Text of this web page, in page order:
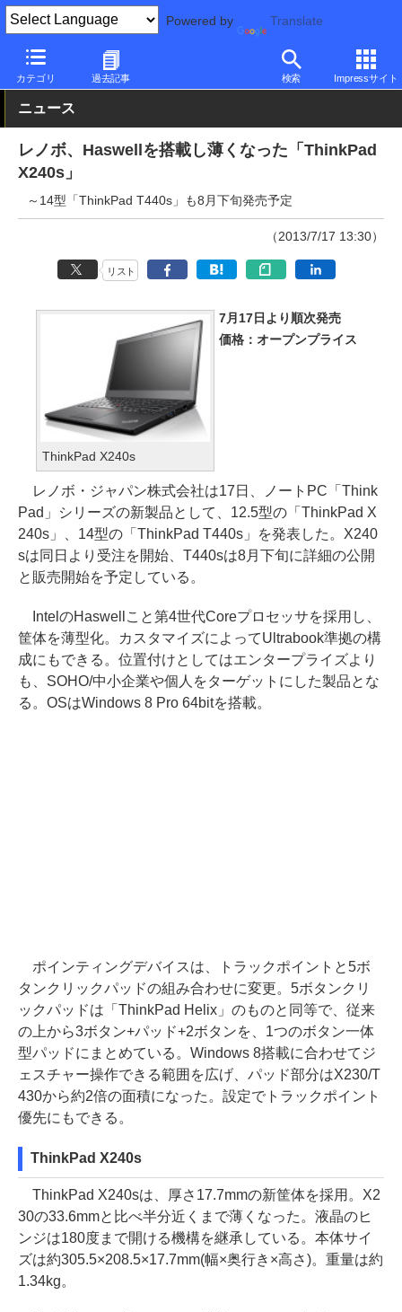
Powered by Translate
カテゴリ 過去記事 検索 Impressサイト
PC Watch パソコン/タブレット/スマートフォン モバイルノート
ニュース
レノボ、Haswellを搭載し薄くなった「ThinkPad
X240s」
～14型「ThinkPad T440s」も8月下旬発売予定
（2013/7/17 13:30）
リスト
ThinkPad X240s
7月17日より順次発売
価格：オープンプライス
レノボ・ジャパン株式会社は17日、ノートPC「Think
Pad」シリーズの新製品として、12.5型の「ThinkPad X
240s」、14型の「ThinkPad T440s」を発表した。X240
sは同日より受注を開始、T440sは8月下旬に詳細の公開
と販売開始を予定している。
IntelのHaswellこと第4世代Coreプロセッサを採用し、
筐体を薄型化。カスタマイズによってUltrabook準拠の構
成にもできる。位置付けとしてはエンタープライズより
も、SOHO/中小企業や個人をターゲットにした製品とな
る。OSはWindows 8 Pro 64bitを搭載。
ポインティングデバイスは、トラックポイントと5ボ
タンクリックパッドの組み合わせに変更。5ボタンクリ
ックパッドは「ThinkPad Helix」のものと同等で、従来
の上から3ボタン+パッド+2ボタンを、1つのボタン一体
型パッドにまとめている。Windows 8搭載に合わせてジ
ェスチャー操作できる範囲を広げ、パッド部分はX230/T
430から約2倍の面積になった。設定でトラックポイント
優先にもできる。
ThinkPad X240s
ThinkPad X240sは、厚さ17.7mmの新筐体を採用。X2
30の33.6mmと比べ半分近くまで薄くなった。液晶のヒ
ンジは180度まで開ける機構を継承している。本体サイ
ズは約305.5×208.5×17.7mm(幅×奥行き×高さ)。重量は約
1.34kg。